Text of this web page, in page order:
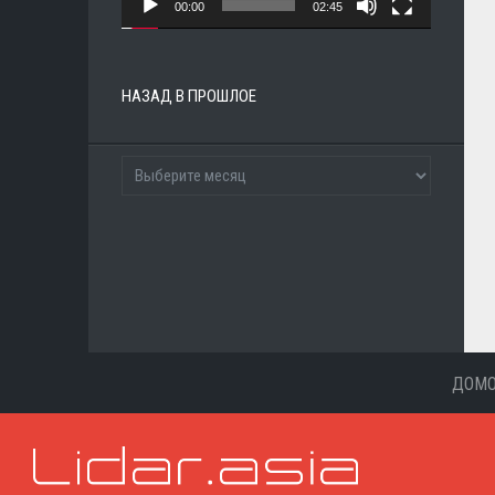
00:00 02:45
НАЗАД В ПРОШЛОЕ